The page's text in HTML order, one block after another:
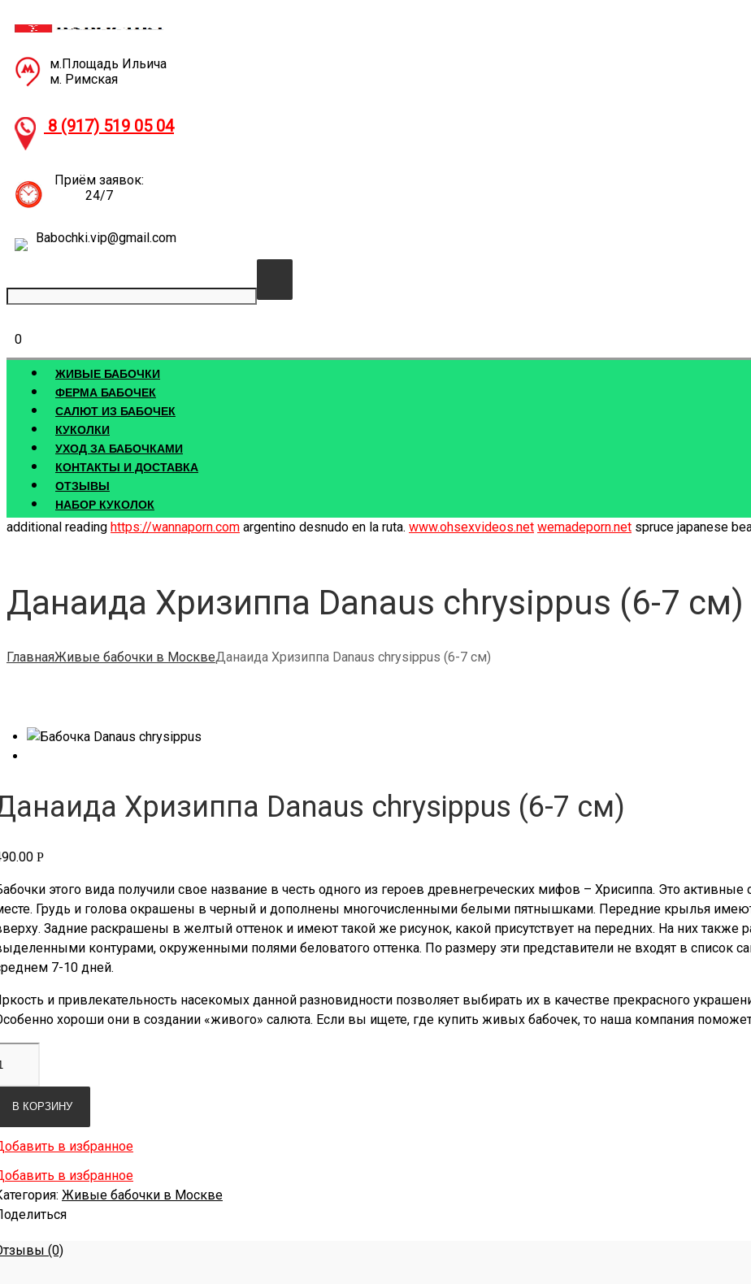
м.Площадь Ильича
м. Римская
8 (917) 519 05 04
Приём заявок:
24/7
Babochki.vip@gmail.com
0
ЖИВЫЕ БАБОЧКИ
ФЕРМА БАБОЧЕК
САЛЮТ ИЗ БАБОЧЕК
КУКОЛКИ
УХОД ЗА БАБОЧКАМИ
КОНТАКТЫ И ДОСТАВКА
ОТЗЫВЫ
НАБОР КУКОЛОК
additional reading https://wannaporn.com argentino desnudo en la ruta. www.ohsexvideos.net wemadeporn.net spruce japanese
Данаида Хризиппа Danaus chrysippus (6-7 см)
ГлавнаяЖивые бабочки в МосквеДанаида Хризиппа Danaus chrysippus (6-7 см)
Хризиппа Danaus chrysippus (6-7 см)
Р
этого вида получили свое название в честь одного из героев древнегреческих мифов – Хрисиппа. Это
Грудь и голова окрашены в черный и дополнены многочисленными белыми пятнышками. Передние крылья
Задние раскрашены в желтый оттенок и имеют такой же рисунок, какой присутствует на передних. На них также
контурами, окруженными полями беловатого оттенка. По размеру эти представители не входят в список
7-10 дней.
и привлекательность насекомых данной разновидности позволяет выбирать их в качестве прекрасного
хороши они в создании «живого» салюта. Если вы ищете, где купить живых бабочек, то наша компания
В КОРЗИНУ
в избранное
в избранное
Живые бабочки в Москве
(0)